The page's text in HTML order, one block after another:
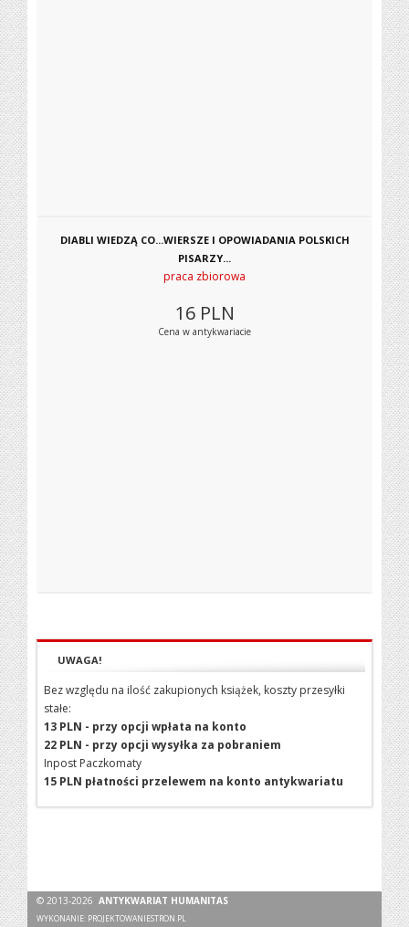
DIABLI WIEDZĄ CO...WIERSZE I OPOWIADANIA POLSKICH
PISARZY...
praca zbiorowa
16 PLN
Cena w antykwariacie
UWAGA!
Bez względu na ilość zakupionych książek, koszty przesyłki
stałe:
13 PLN - przy opcji wpłata na konto
22 PLN - przy opcji wysyłka za pobraniem
Inpost Paczkomaty
15 PLN płatności przelewem na konto antykwariatu
© 2013-2026ANTYKWARIAT HUMANITAS
WYKONANIE: PROJEKTOWANIESTRON.PL